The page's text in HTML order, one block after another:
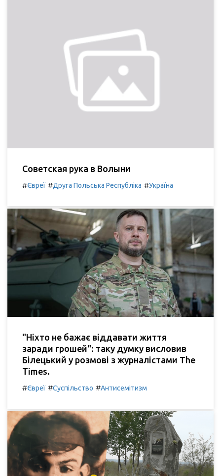
Советская рука в Волыни
#Євреї #Друга Польська Республіка #Україна
"Ніхто не бажає віддавати життя
заради грошей": таку думку висловив
Білецький у розмові з журналістами The
Times.
#Євреї #Суспільство #Антисемітизм